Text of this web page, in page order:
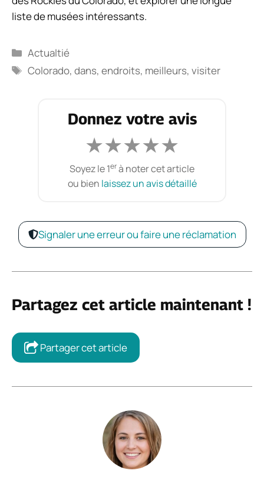
liste de musées intéressants.
Catégories
Actualtié
Étiquettes
Colorado,dans,endroits, meilleurs,visiter
Donnez votre avis
★★★★★
Soyez le 1erà noter cet article
ou bien laissez un avis détaillé
Signaler une erreur ou faire une réclamation
Partagez cet article maintenant !
Partager cet article